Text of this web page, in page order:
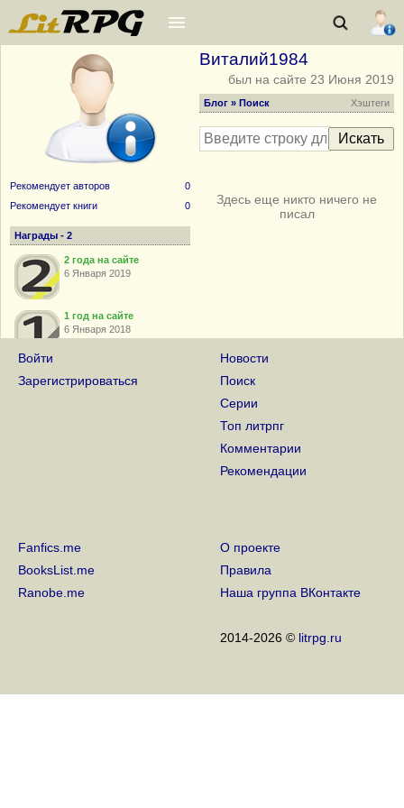
Рекомендует авторов
0
Рекомендует книги
0
Награды - 2
2 года на сайте
6 Января 2019
1 год на сайте
6 Января 2018
Виталий1984
был на сайте 23 Июня 2019
Блог » Поиск Хэштеги
Здесь еще никто ничего не
писал
Войти
Зарегистрироваться
Новости
Поиск
Серии
Топ литрпг
Комментарии
Рекомендации
Fanfics.me
BooksList.me
Ranobe.me
О проекте
Правила
Наша группа ВКонтакте
2014-2026 © litrpg.ru